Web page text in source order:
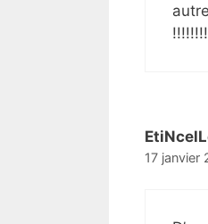
17 janvier